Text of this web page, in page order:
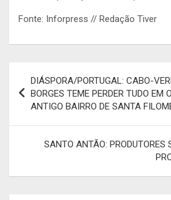
Fonte: Inforpress // Redação Tiver
Navegação
de
artigos
DIÁSPORA/PORTUGAL: CABO-
BORGES TEME PERDER TUDO EM
ANTIGO BAIRRO DE SANTA
SANTO ANTÃO: PRODUTORES